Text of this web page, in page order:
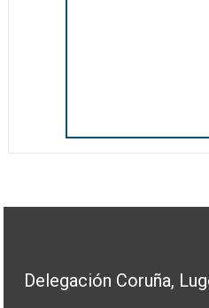
Delegación Coruña,